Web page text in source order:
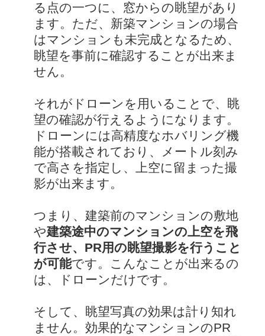
る点の一つに、窓からの眺望があり
ます。ただ、新築マンションの場合
はマンションも未完成となるため、
眺望を事前に確認することが出来ま
せん。
それがドローンを用いることで、眺
望の確認が行えるようになります。
ドローンには高精度なホバリング機
能が搭載されており、メートル刻み
で高さを指定し、上空に留まった撮
影が出来ます。
つまり、建築前のマンションの敷地
や建築途中のマンションの上空を飛
行させ、PR用の眺望撮影を行うこと
が可能です。こんなことが出来るの
は、ドローンだけです。
そして、眺望写真の効果は計り知れ
ません。効果的なマンションのPR